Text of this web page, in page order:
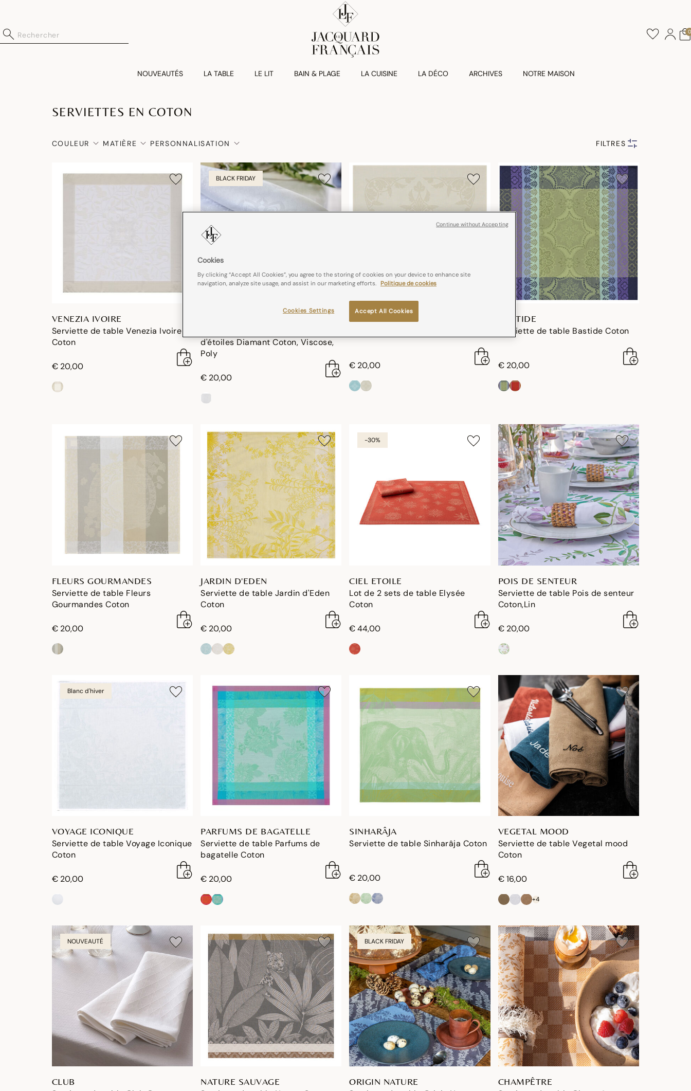
0
NOUVEAUTÉS LA TABLE LE LIT BAIN & PLAGE LA CUISINE LA DÉCO ARCHIVES NOTRE MAISON
SERVIETTES EN COTON
COULEUR MATIÈRE PERSONNALISATION FILTRES
VENEZIA IVOIRE
Serviette de table Venezia Ivoire
Coton
€ 20,00
BLACK FRIDAY
d'étoiles Diamant Coton, Viscose,
Poly
€ 20,00
SYRACUSE
€ 20,00
BASTIDE
Serviette de table Bastide Coton
€ 20,00
FLEURS GOURMANDES
Serviette de table Fleurs
Gourmandes Coton
€ 20,00
JARDIN D'EDEN
Serviette de table Jardin d'Eden
Coton
€ 20,00
-30%
CIEL ETOILE
Lot de 2 sets de table Elysée
Coton
€ 44,00
POIS DE SENTEUR
Serviette de table Pois de senteur
Coton,Lin
€ 20,00
Blanc d'hiver
VOYAGE ICONIQUE
Serviette de table Voyage Iconique
Coton
€ 20,00
PARFUMS DE BAGATELLE
Serviette de table Parfums de
bagatelle Coton
€ 20,00
SINHARÂJA
Serviette de table Sinharâja Coton
€ 20,00
VEGETAL MOOD
Serviette de table Vegetal mood
Coton
€ 16,00
+4
NOUVEAUTÉ
CLUB
NATURE SAUVAGE
BLACK FRIDAY
ORIGIN NATURE
CHAMPÊTRE
Cookies
By clicking “Accept All Cookies”, you agree to the storing of cookies on your device to enhance site
navigation, analyze site usage, and assist in our marketing efforts. Politique de cookies
Accept All Cookies
Cookies Settings
Continue without Accepting